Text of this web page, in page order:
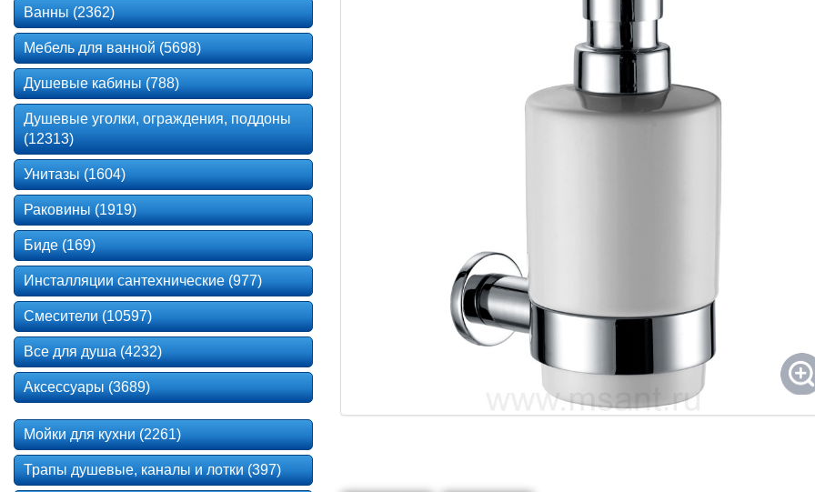
Ванны (2362)
Мебель для ванной (5698)
Душевые кабины (788)
Душевые уголки, ограждения, поддоны
(12313)
Унитазы (1604)
Раковины (1919)
Биде (169)
Инсталляции сантехнические (977)
Смесители (10597)
Все для душа (4232)
Аксессуары (3689)
Мойки для кухни (2261)
Трапы душевые, каналы и лотки (397)